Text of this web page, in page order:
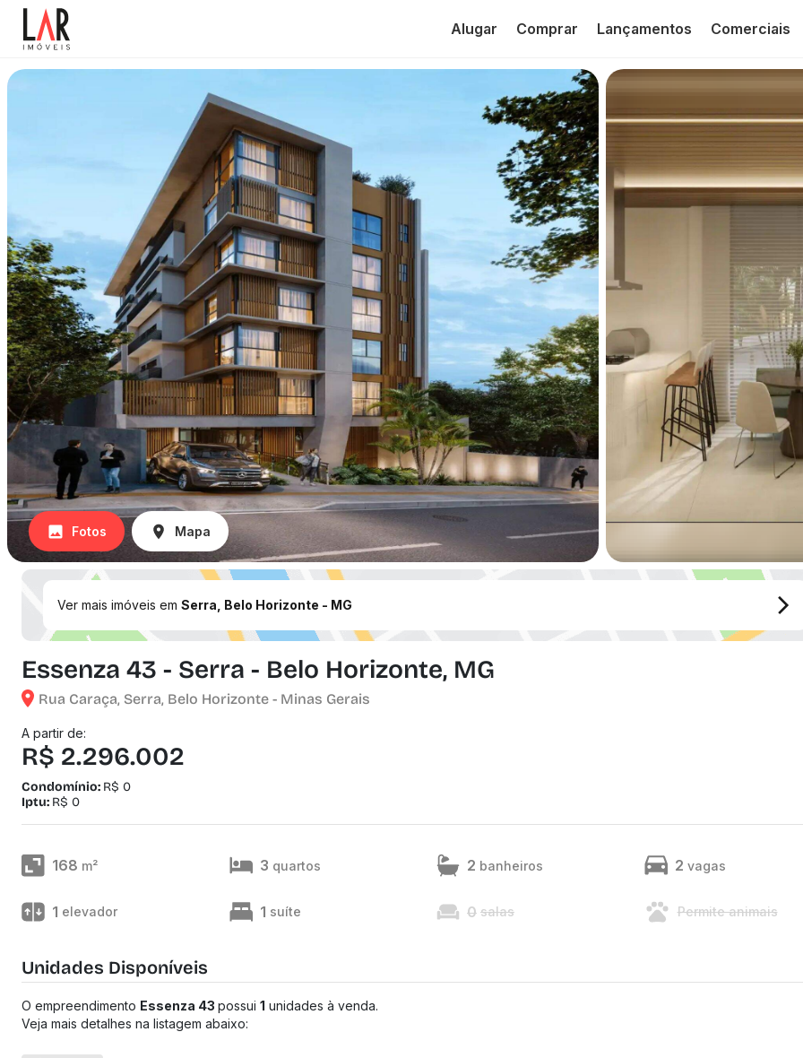
Alugar Comprar Lançamentos Comerciais
Fotos Mapa
Ver mais imóveis em Serra, Belo Horizonte - MG
Essenza 43 - Serra - Belo Horizonte, MG
Rua Caraça, Serra, Belo Horizonte - Minas Gerais
A partir de:
R$ 2.296.002
Condomínio: R$ 0
Iptu: R$ 0
168 m² 3 quartos 2 banheiros 2 vagas
1 elevador 1 suíte 0 salas Permite animais
Unidades Disponíveis
O empreendimento Essenza 43 possui 1 unidades à venda.
Veja mais detalhes na listagem abaixo: